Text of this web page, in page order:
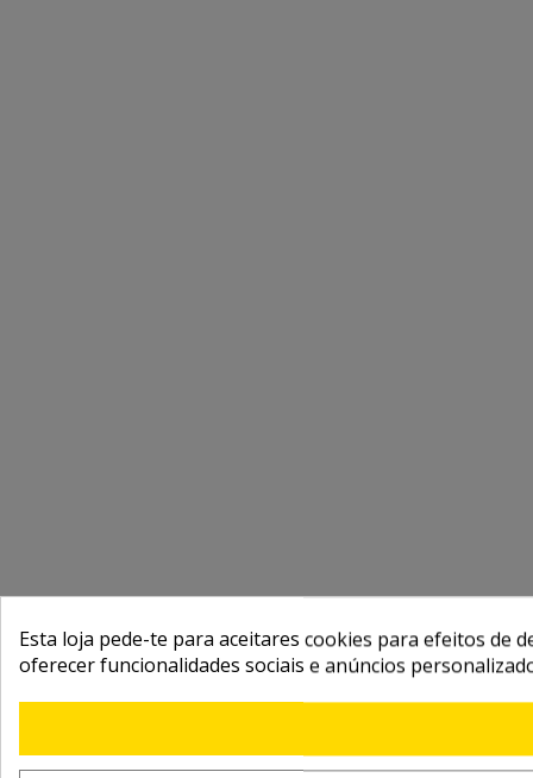
Esta loja pede-te para aceitares cookies para efeitos de
oferecer funcionalidades sociais e anúncios